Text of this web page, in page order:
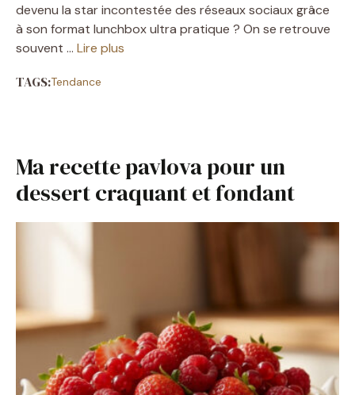
devenu la star incontestée des réseaux sociaux grâce
à son format lunchbox ultra pratique ? On se retrouve
souvent … Lire plus
TAGS:Tendance
Ma recette pavlova pour un
dessert craquant et fondant